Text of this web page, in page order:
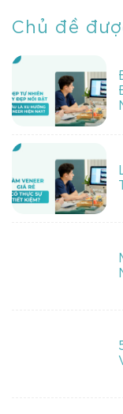
Chủ đề